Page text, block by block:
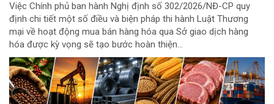
Việc Chính phủ ban hành Nghị định số 302/2026/NĐ-CP quy
định chi tiết một số điều và biện pháp thi hành Luật Thương
mại về hoạt động mua bán hàng hóa qua Sở giao dịch hàng
hóa được kỳ vọng sẽ tạo bước hoàn thiện...